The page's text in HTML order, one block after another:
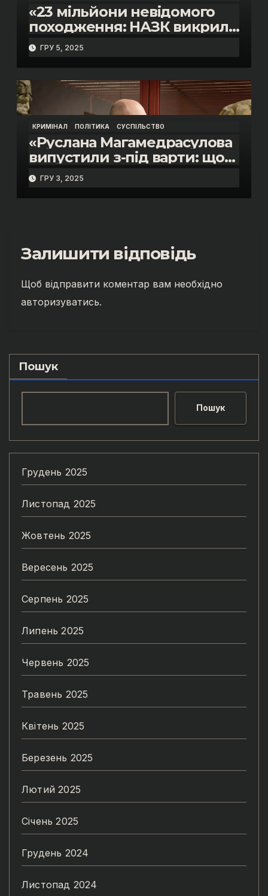
«23 мільйони невідомого
походження: НАЗК викрило
розкішне життя інспектора
митниці “Тиса” Василя
Пупени»
ГРУ 5, 2025
КРИМІНАЛ ПОЛІТИКА СУСПІЛЬСТВО
«Руслана Магамедрасулова
випустили з-під варти: що
відбувалось у залі суду»
ГРУ 3, 2025
Залишити відповідь
Щоб відправити коментар вам необхідно
авторизуватись.
Пошук
Пошук
Грудень 2025
Листопад 2025
Жовтень 2025
Вересень 2025
Серпень 2025
Липень 2025
Червень 2025
Травень 2025
Квітень 2025
Березень 2025
Лютий 2025
Січень 2025
Грудень 2024
Листопад 2024